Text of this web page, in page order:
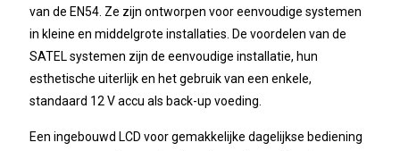
van de EN54. Ze zijn ontworpen voor eenvoudige systemen
in kleine en middelgrote installaties. De voordelen van de
SATEL systemen zijn de eenvoudige installatie, hun
esthetische uiterlijk en het gebruik van een enkele,
standaard 12 V accu als back-up voeding.
Een ingebouwd LCD voor gemakkelijke dagelijkse bediening